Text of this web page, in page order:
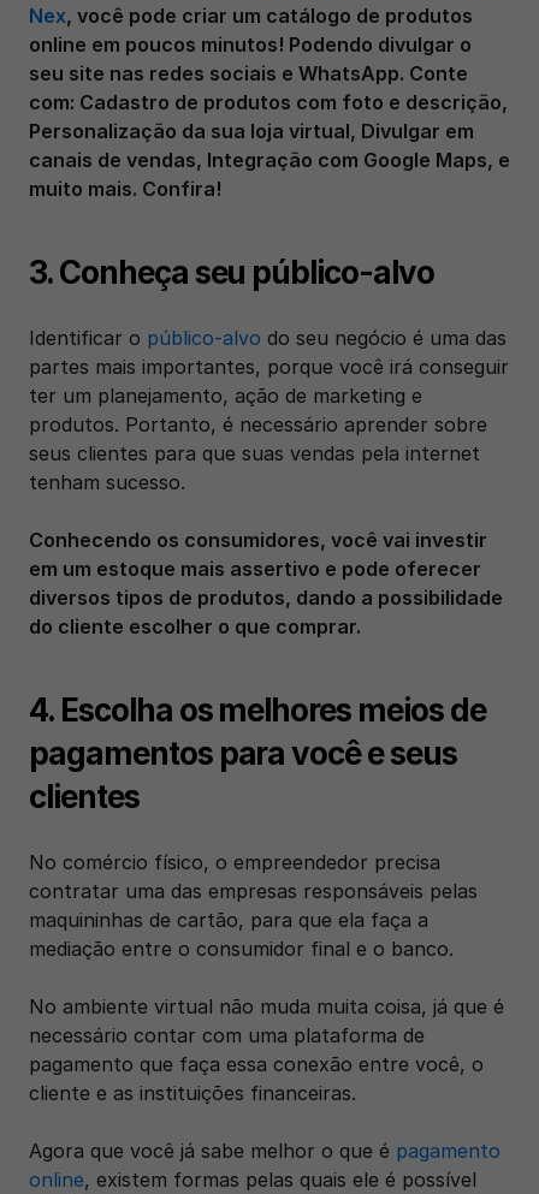
Nex, você pode criar um catálogo de produtos
online em poucos minutos! Podendo divulgar o
seu site nas redes sociais e WhatsApp. Conte
com: Cadastro de produtos com foto e descrição,
Personalização da sua loja virtual, Divulgar em
canais de vendas, Integração com Google Maps, e
muito mais. Confira!
3. Conheça seu público-alvo
Identificar o público-alvo do seu negócio é uma das
partes mais importantes, porque você irá conseguir
ter um planejamento, ação de marketing e
produtos. Portanto, é necessário aprender sobre
seus clientes para que suas vendas pela internet
tenham sucesso.
Conhecendo os consumidores, você vai investir
em um estoque mais assertivo e pode oferecer
diversos tipos de produtos, dando a possibilidade
do cliente escolher o que comprar.
4. Escolha os melhores meios de
pagamentos para você e seus
clientes
No comércio físico, o empreendedor precisa
contratar uma das empresas responsáveis pelas
maquininhas de cartão, para que ela faça a
mediação entre o consumidor final e o banco.
No ambiente virtual não muda muita coisa, já que é
necessário contar com uma plataforma de
pagamento que faça essa conexão entre você, o
cliente e as instituições financeiras.
Agora que você já sabe melhor o que é pagamento
online, existem formas pelas quais ele é possível